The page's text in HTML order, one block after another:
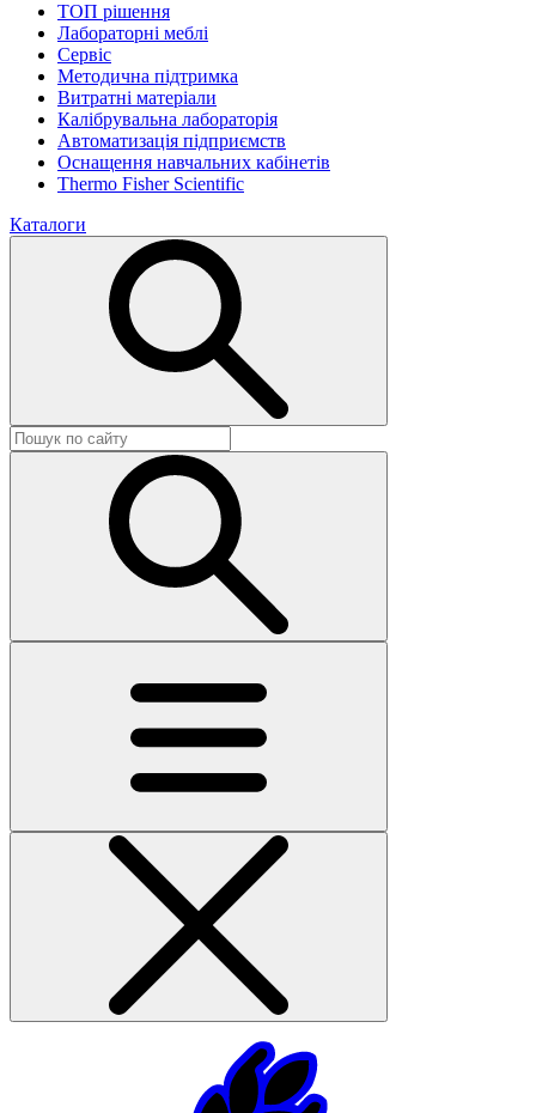
ТОП рішення
Лабораторні меблі
Сервіс
Методична підтримка
Витратні матеріали
Калібрувальна лабораторія
Автоматизація підприємств
Оснащення навчальних кабінетів
Thermo Fisher Scientific
Каталоги